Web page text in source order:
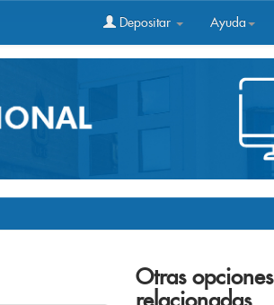
Depositar Ayuda
Otras opciones